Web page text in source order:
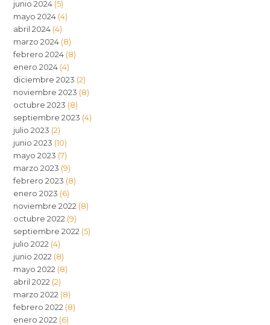
junio 2024 (5)
mayo 2024 (4)
abril 2024 (4)
marzo 2024 (8)
febrero 2024 (8)
enero 2024 (4)
diciembre 2023 (2)
noviembre 2023 (8)
octubre 2023 (8)
septiembre 2023 (4)
julio 2023 (2)
junio 2023 (10)
mayo 2023 (7)
marzo 2023 (9)
febrero 2023 (8)
enero 2023 (6)
noviembre 2022 (8)
octubre 2022 (9)
septiembre 2022 (5)
julio 2022 (4)
junio 2022 (8)
mayo 2022 (8)
abril 2022 (2)
marzo 2022 (8)
febrero 2022 (8)
enero 2022 (6)